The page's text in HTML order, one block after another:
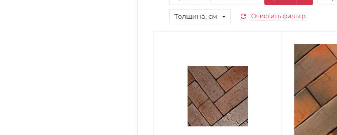
Толщина, см Очистить фильтр